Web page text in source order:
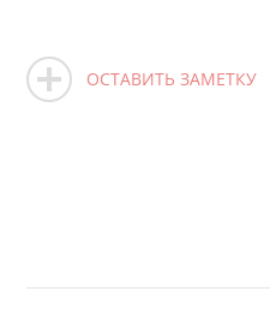
ОСТАВИТЬ ЗАМЕТКУ